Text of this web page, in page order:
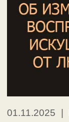
01.11.2025